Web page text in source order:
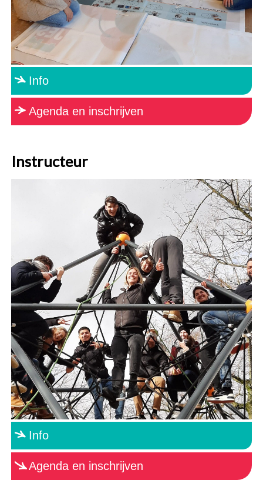
Info
Agenda en inschrijven
Instructeur
Info
Agenda en inschrijven